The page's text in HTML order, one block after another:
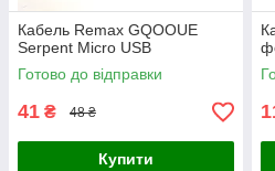
Кабель Remax GQOOUE
Serpent Micro USB
Готово до відправки
41 ₴ 48 ₴
Купити